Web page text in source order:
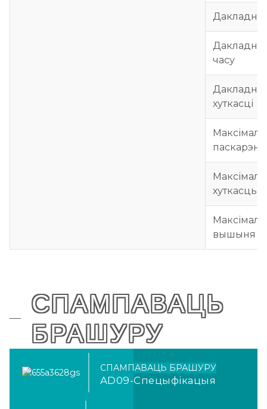
часу
хуткасці
хуткасць
вышыня
СПАМПАВАЦЬ
БРАШУРУ
СПАМПАВАЦЬ БРАШУРУ
AD09-Спецыфікацыя